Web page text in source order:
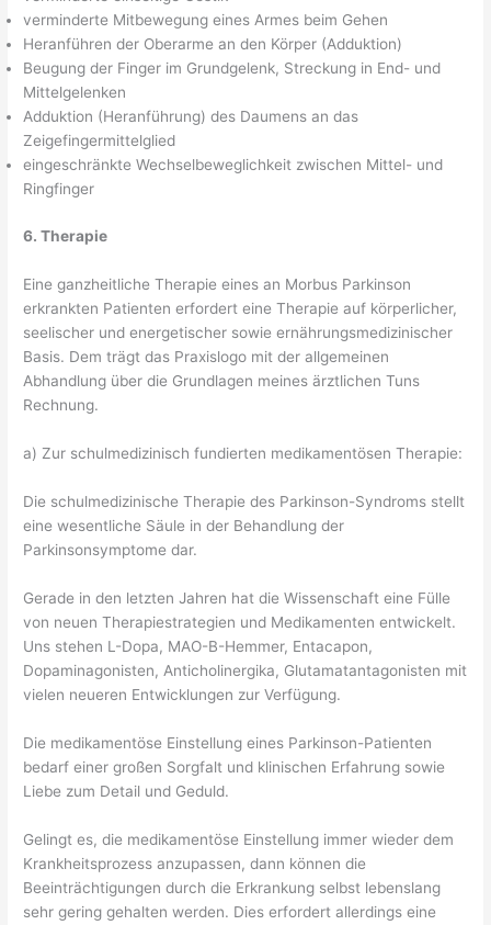
verminderte Mitbewegung eines Armes beim Gehen
Heranführen der Oberarme an den Körper (Adduktion)
Beugung der Finger im Grundgelenk, Streckung in End- und
Mittelgelenken
Adduktion (Heranführung) des Daumens an das
Zeigefingermittelglied
eingeschränkte Wechselbeweglichkeit zwischen Mittel- und
Ringfinger
6. Therapie
Eine ganzheitliche Therapie eines an Morbus Parkinson
erkrankten Patienten erfordert eine Therapie auf körperlicher,
seelischer und energetischer sowie ernährungsmedizinischer
Basis. Dem trägt das Praxislogo mit der allgemeinen
Abhandlung über die Grundlagen meines ärztlichen Tuns
Rechnung.
a) Zur schulmedizinisch fundierten medikamentösen Therapie:
Die schulmedizinische Therapie des Parkinson-Syndroms stellt
eine wesentliche Säule in der Behandlung der
Parkinsonsymptome dar.
Gerade in den letzten Jahren hat die Wissenschaft eine Fülle
von neuen Therapiestrategien und Medikamenten entwickelt.
Uns stehen L-Dopa, MAO-B-Hemmer, Entacapon,
Dopaminagonisten, Anticholinergika, Glutamatantagonisten mit
vielen neueren Entwicklungen zur Verfügung.
Die medikamentöse Einstellung eines Parkinson-Patienten
bedarf einer großen Sorgfalt und klinischen Erfahrung sowie
Liebe zum Detail und Geduld.
Gelingt es, die medikamentöse Einstellung immer wieder dem
Krankheitsprozess anzupassen, dann können die
Beeinträchtigungen durch die Erkrankung selbst lebenslang
sehr gering gehalten werden. Dies erfordert allerdings eine